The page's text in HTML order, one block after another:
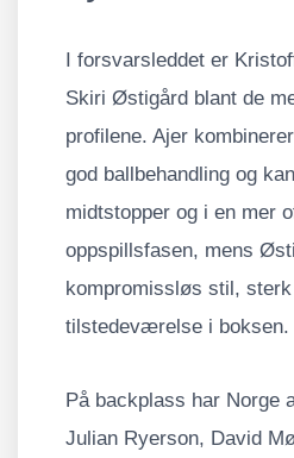
I forsvarsleddet er
Skiri Østigård blant de
profilene. Ajer
god ballbehandling og
midtstopper og i en mer
oppspillsfasen, mens
kompromissløs stil,
tilstedeværelse i boksen.
På backplass har Norge
Julian Ryerson, David